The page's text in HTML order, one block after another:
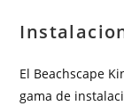
El Beachscape
gama de